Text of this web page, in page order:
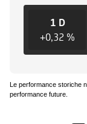
1 D
+0,32 %
Le performance storiche
performance future.